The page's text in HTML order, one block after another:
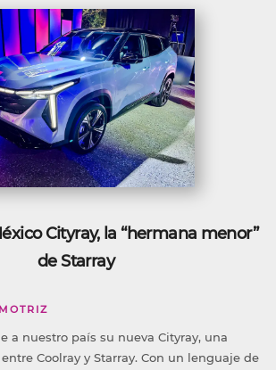
Cityray, la “hermana menor”
de Starray
a nuestro país su nueva Cityray, una
Coolray y Starray. Con un lenguaje de